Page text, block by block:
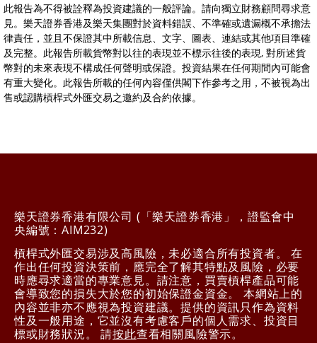
此報告為不得被詮釋為投資建議的一般評論。請向獨立財務顧問尋求意
見。樂天證券香港及樂天集團對於資料錯誤、不準確或遺漏概不承擔法
律責任，並且不保證其中所載信息、文字、圖表、連結或其他項目準確
及完整。此報告所載貨幣對以往的表現並不標示往後的表現, 對所述貨
幣對的未來表現不構成任何聲明或保證。投資結果在任何期間內可能會
有重大變化。此報告所載的任何內容僅供閣下作參考之用，不被視為出
售或認購槓桿式外匯交易之邀約及合約依據。
樂天證券香港有限公司 (「樂天證券香港」，證監會中
央編號：AIM232)
槓桿式外匯交易涉及高風險，未必適合所有投資者。 在
作出任何投資決策前，應完全了解其特點及風險，必要
時應尋求適當的專業意見。請注意，買賣槓桿產品可能
會導致您的損失大於您的初始保證金資金。 本網站上的
內容並非亦不應視為投資建議。提供的資訊只作為資料
性及一般用途，它並沒有考慮客戶的個人需求、投資目
標或財務狀況。 請按此查看相關風險警示。